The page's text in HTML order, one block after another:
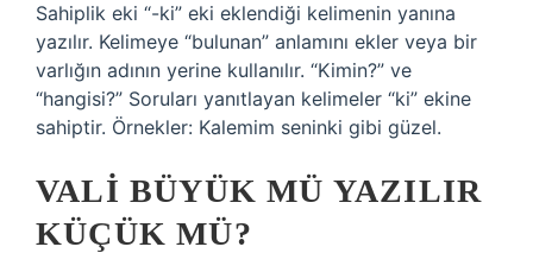
Sahiplik eki “-ki” eki eklendiği kelimenin yanına
yazılır. Kelimeye “bulunan” anlamını ekler veya bir
varlığın adının yerine kullanılır. “Kimin?” ve
“hangisi?” Soruları yanıtlayan kelimeler “ki” ekine
sahiptir. Örnekler: Kalemim seninki gibi güzel.
VALI BÜYÜK MÜ YAZILIR
KÜÇÜK MÜ?